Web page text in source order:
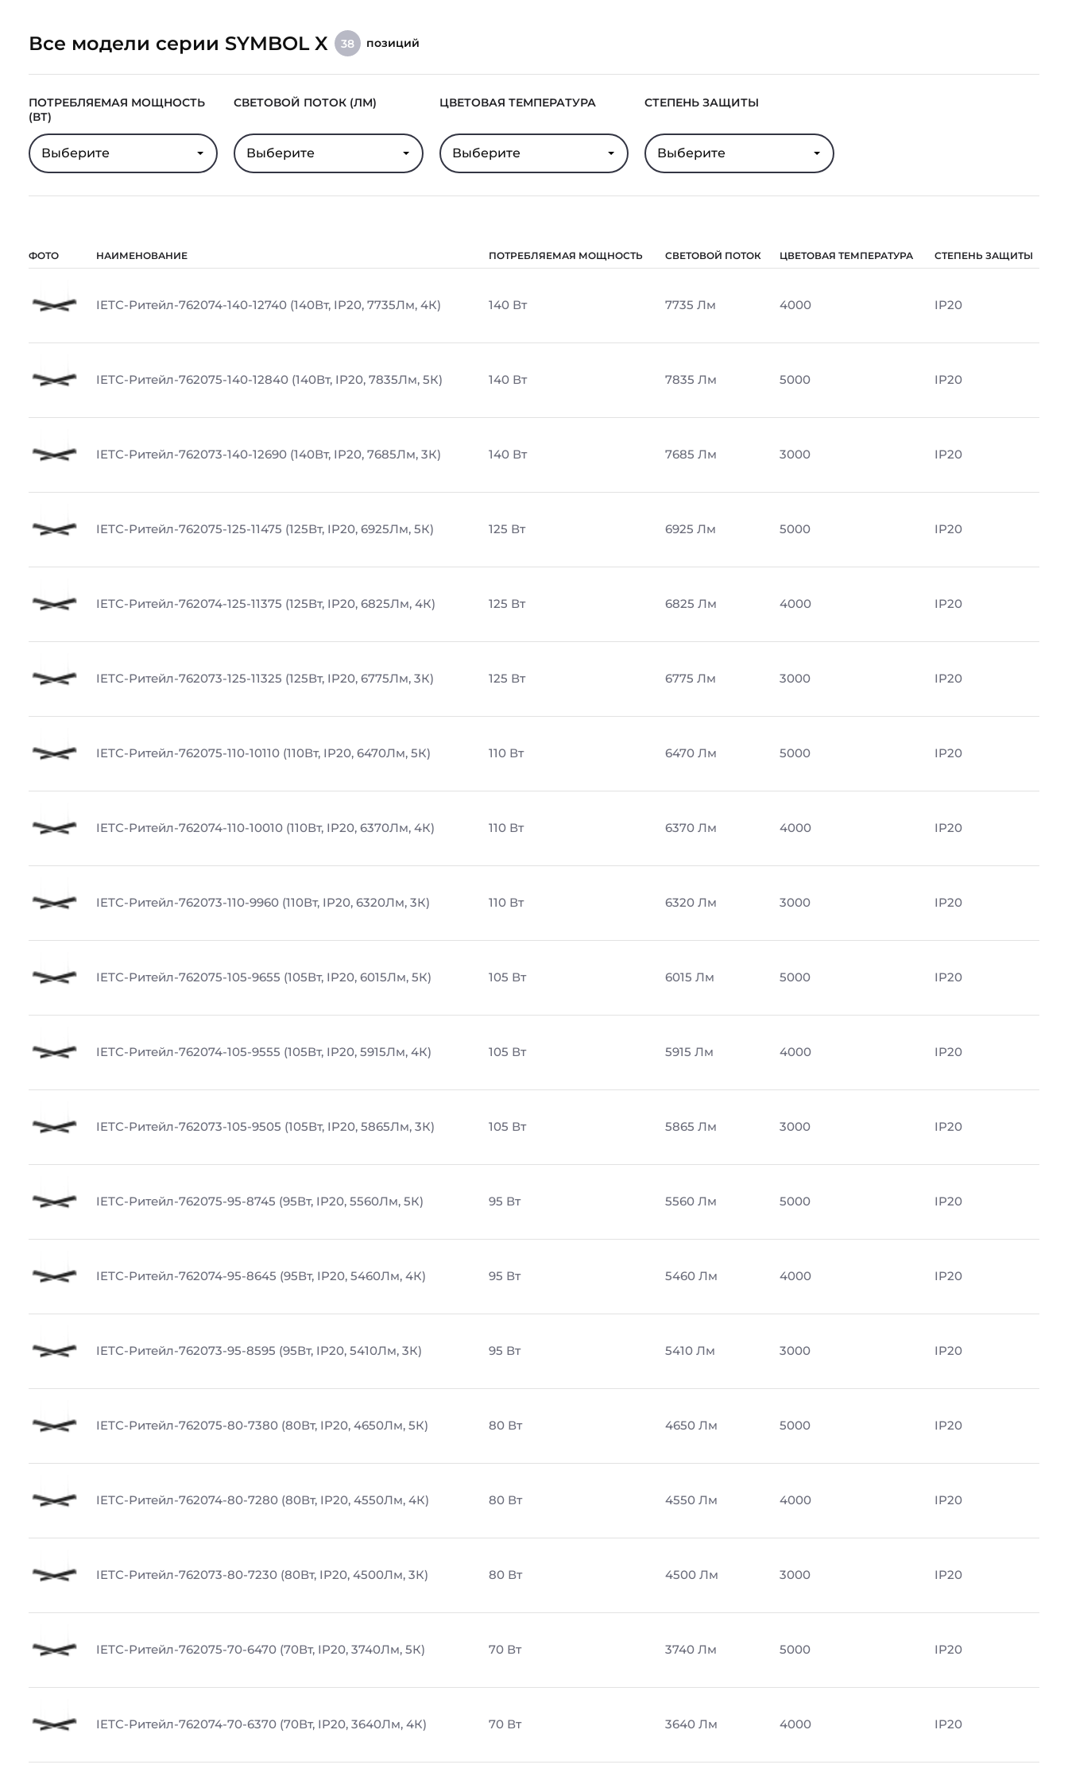
Все модели серии SYMBOL X 38 позиций
ПОТРЕБЛЯЕМАЯ МОЩНОСТЬ
(ВТ)
Выберите
СВЕТОВОЙ ПОТОК (ЛМ)
Выберите
ЦВЕТОВАЯ ТЕМПЕРАТУРА
Выберите
СТЕПЕНЬ ЗАЩИТЫ
Выберите
ФОТО НАИМЕНОВАНИЕ ПОТРЕБЛЯЕМАЯ МОЩНОСТЬ СВЕТОВОЙ ПОТОК ЦВЕТОВАЯ ТЕМПЕРАТУРА СТЕПЕНЬ ЗАЩИТЫ
IETC-Ритейл-762074-140-12740 (140Вт, IP20, 7735Лм, 4К) 140 Вт 7735 Лм 4000 IP20
IETC-Ритейл-762075-140-12840 (140Вт, IP20, 7835Лм, 5К) 140 Вт 7835 Лм 5000 IP20
IETC-Ритейл-762073-140-12690 (140Вт, IP20, 7685Лм, 3К) 140 Вт 7685 Лм 3000 IP20
IETC-Ритейл-762075-125-11475 (125Вт, IP20, 6925Лм, 5К) 125 Вт 6925 Лм 5000 IP20
IETC-Ритейл-762074-125-11375 (125Вт, IP20, 6825Лм, 4К) 125 Вт 6825 Лм 4000 IP20
IETC-Ритейл-762073-125-11325 (125Вт, IP20, 6775Лм, 3К) 125 Вт 6775 Лм 3000 IP20
IETC-Ритейл-762075-110-10110 (110Вт, IP20, 6470Лм, 5К) 110 Вт 6470 Лм 5000 IP20
IETC-Ритейл-762074-110-10010 (110Вт, IP20, 6370Лм, 4К) 110 Вт 6370 Лм 4000 IP20
IETC-Ритейл-762073-110-9960 (110Вт, IP20, 6320Лм, 3К) 110 Вт 6320 Лм 3000 IP20
IETC-Ритейл-762075-105-9655 (105Вт, IP20, 6015Лм, 5К) 105 Вт 6015 Лм 5000 IP20
IETC-Ритейл-762074-105-9555 (105Вт, IP20, 5915Лм, 4К) 105 Вт 5915 Лм 4000 IP20
IETC-Ритейл-762073-105-9505 (105Вт, IP20, 5865Лм, 3К) 105 Вт 5865 Лм 3000 IP20
IETC-Ритейл-762075-95-8745 (95Вт, IP20, 5560Лм, 5К) 95 Вт 5560 Лм 5000 IP20
IETC-Ритейл-762074-95-8645 (95Вт, IP20, 5460Лм, 4К) 95 Вт 5460 Лм 4000 IP20
IETC-Ритейл-762073-95-8595 (95Вт, IP20, 5410Лм, 3К) 95 Вт 5410 Лм 3000 IP20
IETC-Ритейл-762075-80-7380 (80Вт, IP20, 4650Лм, 5К) 80 Вт 4650 Лм 5000 IP20
IETC-Ритейл-762074-80-7280 (80Вт, IP20, 4550Лм, 4К) 80 Вт 4550 Лм 4000 IP20
IETC-Ритейл-762073-80-7230 (80Вт, IP20, 4500Лм, 3К) 80 Вт 4500 Лм 3000 IP20
IETC-Ритейл-762075-70-6470 (70Вт, IP20, 3740Лм, 5К) 70 Вт 3740 Лм 5000 IP20
IETC-Ритейл-762074-70-6370 (70Вт, IP20, 3640Лм, 4К) 70 Вт 3640 Лм 4000 IP20